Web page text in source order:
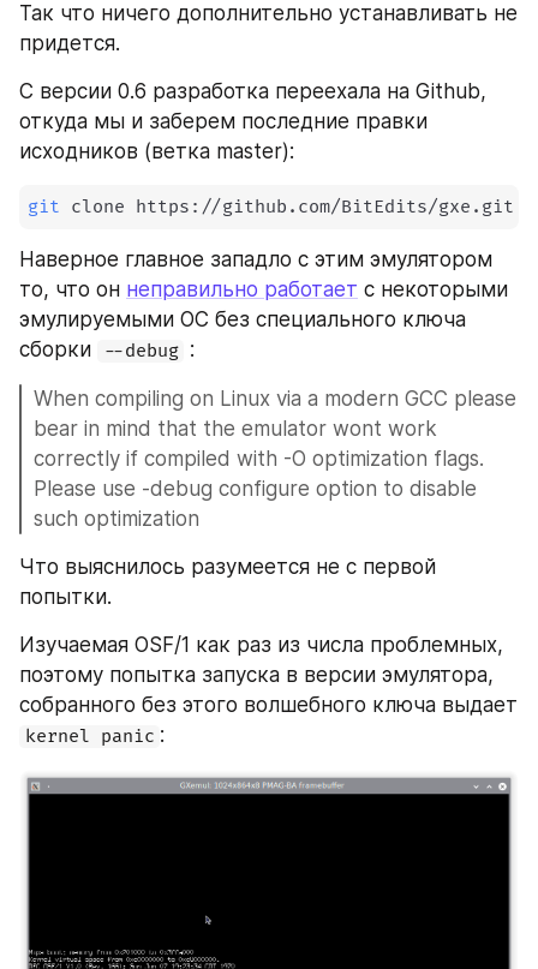
Так что ничего дополнительно устанавливать не
придется.
С версии 0.6 разработка переехала на Github,
откуда мы и заберем последние правки
исходников (ветка master):
git clone https://github.com/BitEdits/gxe.git
Наверное главное западло с этим эмулятором
то, что он неправильно работает с некоторыми
эмулируемыми ОС без специального ключа
сборки
--debug :
When compiling on Linux via a modern GCC please
bear in mind that the emulator wont work
correctly if compiled with -O optimization flags.
Please use -debug configure option to disable
such optimization
Что выяснилось разумеется не с первой
попытки.
Изучаемая OSF/1 как раз из числа проблемных,
поэтому попытка запуска в версии эмулятора,
kernel panic :